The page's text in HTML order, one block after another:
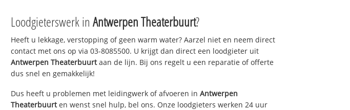
Loodgieterswerk in Antwerpen Theaterbuurt?
Heeft u lekkage, verstopping of geen warm water? Aarzel niet en neem direct
contact met ons op via 03-8085500. U krijgt dan direct een loodgieter uit
Antwerpen Theaterbuurtaan de lijn. Bij ons regelt u een reparatie of offerte
dus snel en gemakkelijk!
Dus heeft u problemen met leidingwerk of afvoeren in Antwerpen
Theaterbuurten wenst snel hulp, bel ons. Onze loodgieters werken 24 uur